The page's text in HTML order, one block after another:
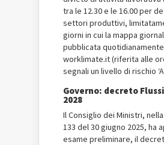
tra le 12.30 e le 16.00 per
settori produttivi,
giorni in cui la mappa
pubblicata
worklimate.it (riferita alle
segnali un livello di rischio
Governo: decreto
2028
Il Consiglio dei Ministri,
133 del 30 giugno 2025, ha
esame preliminare, il